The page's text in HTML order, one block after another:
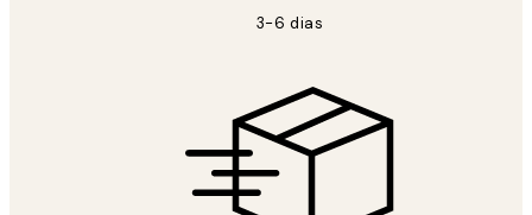
3-6 dias